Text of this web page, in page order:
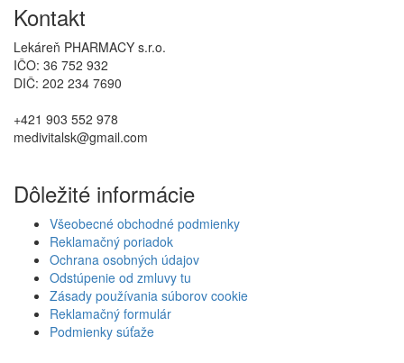
Kontakt
Lekáreň PHARMACY s.r.o.
IČO: 36 752 932
DIČ: 202 234 7690
+421 903 552 978
medivitalsk@gmail.com
Dôležité informácie
Všeobecné obchodné podmienky
Reklamačný poriadok
Ochrana osobných údajov
Odstúpenie od zmluvy tu
Zásady používania súborov cookie
Reklamačný formulár
Podmienky súťaže